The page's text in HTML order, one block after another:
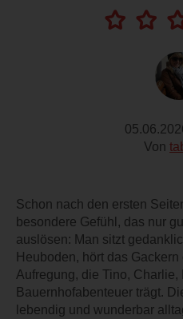
Von
Schon nach den ersten
besondere Gefühl, das nur
auslösen: Man sitzt
Heuboden, hört das
Aufregung, die Tino,
Bauernhofabenteuer trägt.
lebendig und wunderbar